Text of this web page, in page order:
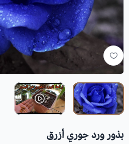
بذور ورد جوري أزرق